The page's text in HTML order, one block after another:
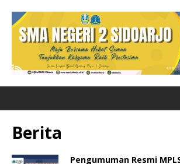
Berita
Pengumuman Resmi